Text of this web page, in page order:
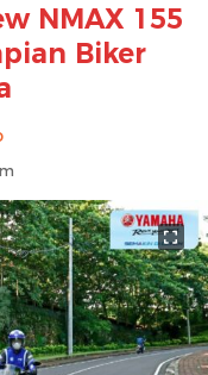
NMAX 155
Biker